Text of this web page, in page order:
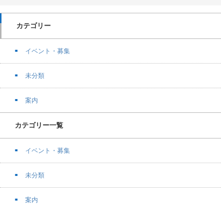
カテゴリー
イベント・募集
未分類
案内
カテゴリー一覧
イベント・募集
未分類
案内